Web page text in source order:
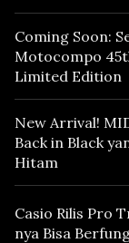
Coming Soon:
Motocompo
Limited Edition
New Arrival!
Back in Black
Hitam
Casio Rilis Pro
nya Bisa